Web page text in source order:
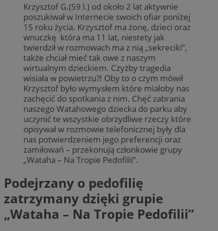
Krzysztof G.(59 l.) od około 2 lat aktywnie
poszukiwał w Internecie swoich ofiar poniżej
15 roku życia. Krzysztof ma żonę, dzieci oraz
wnuczkę która ma 11 lat, niestety jak
twierdził w rozmowach ma z nią „sekreciki”,
także chciał mieć tak owe z naszym
wirtualnym dzieckiem. Czyżby tragedia
wisiała w powietrzu?! Oby to o czym mówił
Krzysztof było wymysłem które miałoby nas
zachęcić do spotkania z nim. Chęć zabrania
naszego Watahowego dziecka do parku aby
uczynić te wszystkie obrzydliwe rzeczy które
opisywał w rozmowie telefonicznej były dla
nas potwierdzeniem jego preferencji oraz
zamiłowań – przekonują członkowie grupy
„Wataha – Na Tropie Pedofilii”.
Podejrzany o pedofilię
zatrzymany dzięki grupie
„Wataha – Na Tropie Pedofilii”